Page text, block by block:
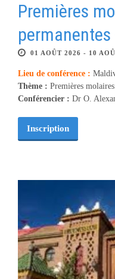
Premières
01 AOÛT 2026 - 10
Lieu de conférence :
Thème : Premières
Conférencier : Dr O.
Inscription